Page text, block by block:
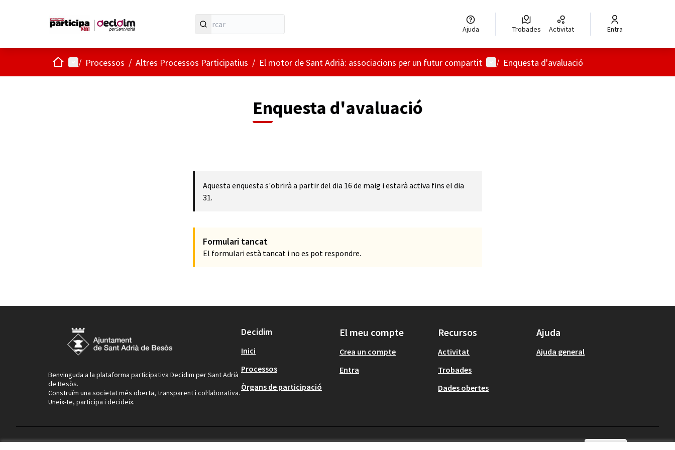
Ajuda Trobades Activitat Entra
Inici Menú principal
/ Processos / Altres Processos Participatius / El motor de Sant Adrià: associacions per un futur compartit Menú d'usuari
/ Enquesta d'avaluació
Enquesta d'avaluació
Aquesta enquesta s'obrirà a partir del dia 16 de maig i estarà activa fins el dia
31.
Formulari tancat
El formulari està tancat i no es pot respondre.
Benvinguda a la plataforma participativa Decidim per Sant Adrià
de Besòs.
Construïm una societat més oberta, transparent i col·laborativa.
Uneix-te, participa i decideix.
Decidim
Inici
Processos
Òrgans de participació
El meu compte
Crea un compte
Entra
Recursos
Activitat
Trobades
Dades obertes
Ajuda
Ajuda general